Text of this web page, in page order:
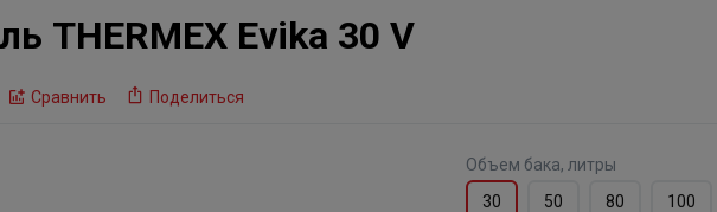
THERMEX Evika 30 V
Сравнить Поделиться
Объем бака, литры
30
50 80 100